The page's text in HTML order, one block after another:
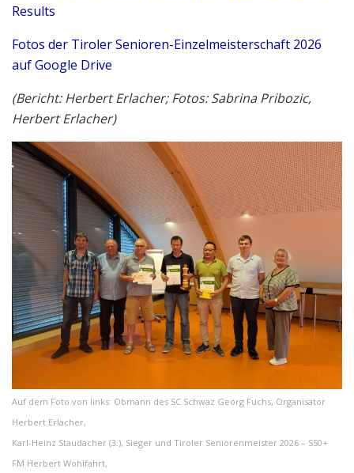
Results
Fotos der Tiroler Senioren-Einzelmeisterschaft 2026
auf Google Drive
(Bericht: Herbert Erlacher; Fotos: Sabrina Pribozic,
Herbert Erlacher)
Auf dem Foto von links: Obmann des SC Schwaz Georg Fuchs, Organisator
Herbert Erlacher,
Karl-Heinz Staudacher (3.), Sieger und Tiroler Seniorenmeister 2026 – S50+
FM Herbert Wohlfahrt,